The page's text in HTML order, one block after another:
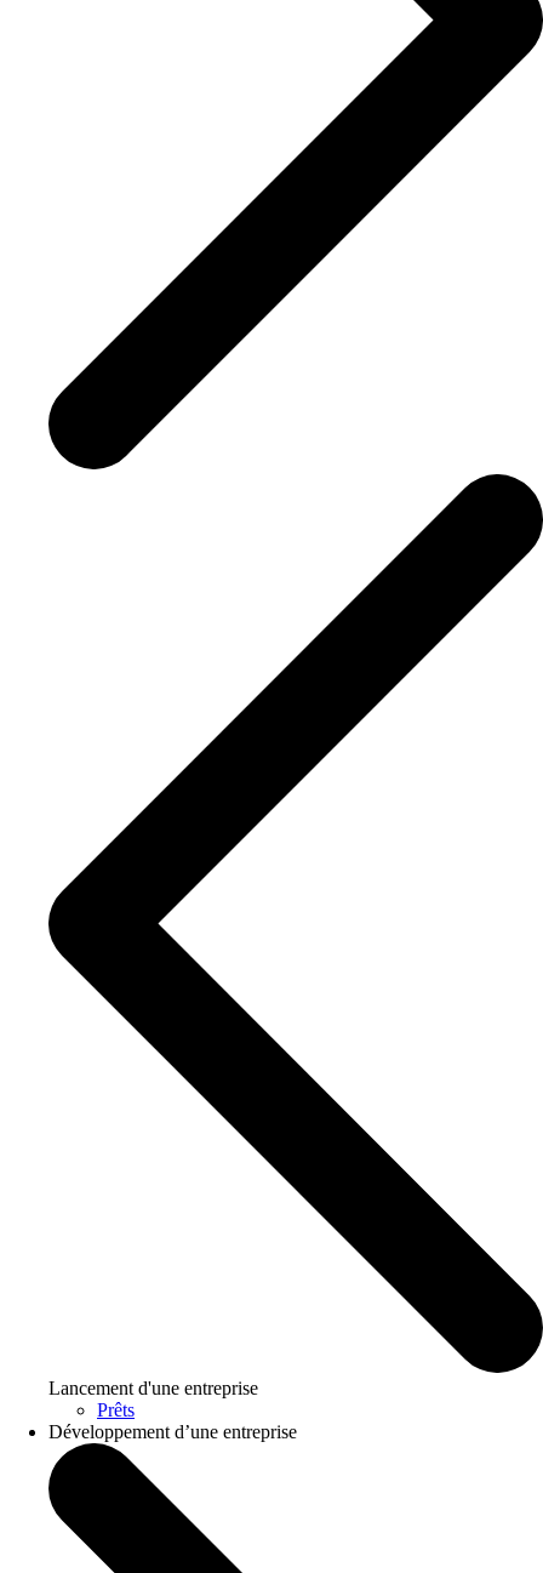
Lancement d'une entreprise
Prêts
Développement d’une entreprise